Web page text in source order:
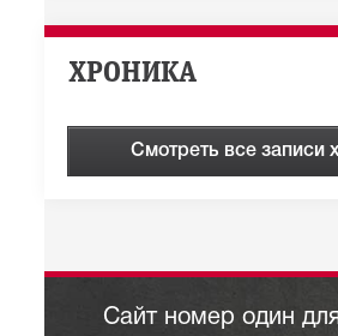
ХРОНИКА
Смотреть все записи
Сайт номер один